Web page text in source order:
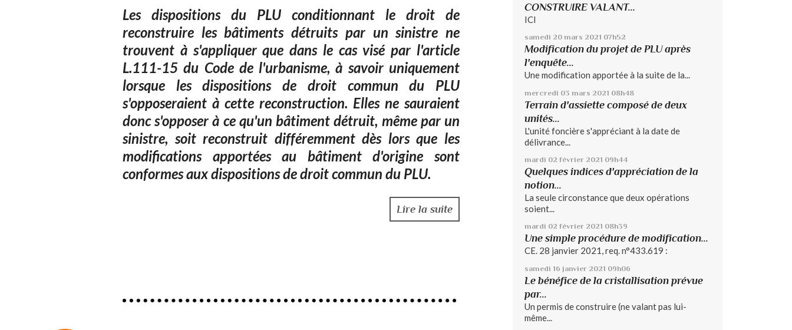
Les dispositions du PLU conditionnant le droit de
reconstruire les bâtiments détruits par un sinistre ne
trouvent à s'appliquer que dans le cas visé par l'article
L.111-15 du Code de l'urbanisme, à savoir uniquement
lorsque les dispositions de droit commun du PLU
s'opposeraient à cette reconstruction. Elles ne sauraient
donc s'opposer à ce qu'un bâtiment détruit, même par un
sinistre, soit reconstruit différemment dès lors que les
modifications apportées au bâtiment d'origine sont
conformes aux dispositions de droit commun du PLU.
Lire la suite
CONSTRUIRE VALANT...
ICI
samedi 20 mars 2021 07h52
Modification du projet de PLU après
l'enquête...
Une modification apportée à la suite de la...
mercredi 03 mars 2021 08h48
Terrain d'assiette composé de deux
unités...
L'unité foncière s'appréciant à la date de
délivrance...
mardi 02 février 2021 09h44
Quelques indices d'appréciation de la
notion...
La seule circonstance que deux opérations
soient...
mardi 02 février 2021 08h39
Une simple procédure de modification...
CE. 28 janvier 2021, req. n°433.619 :
samedi 16 janvier 2021 09h06
Le bénéfice de la cristallisation prévue
par...
Un permis de construire (ne valant pas lui-
même...